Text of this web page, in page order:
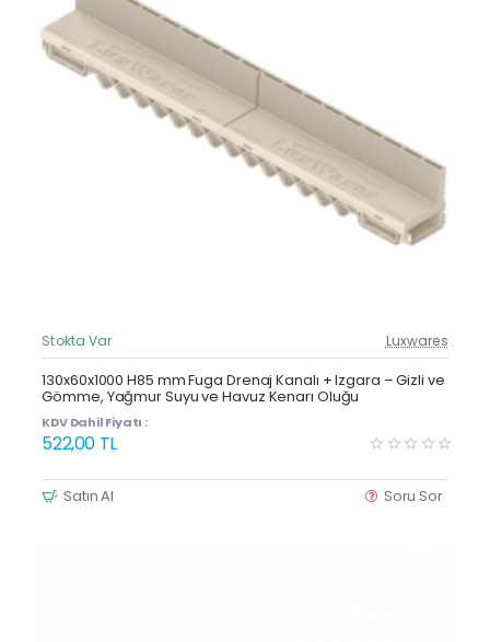
Güncel Fiyat
Yeni Ürün
Stokta Var Luxwares
130x60x1000 H85 mm Fuga Drenaj Kanalı + Izgara – Gizli ve
Gömme, Yağmur Suyu ve Havuz Kenarı Oluğu
KDV Dahil Fiyatı :
522,00 TL
Satın Al Soru Sor